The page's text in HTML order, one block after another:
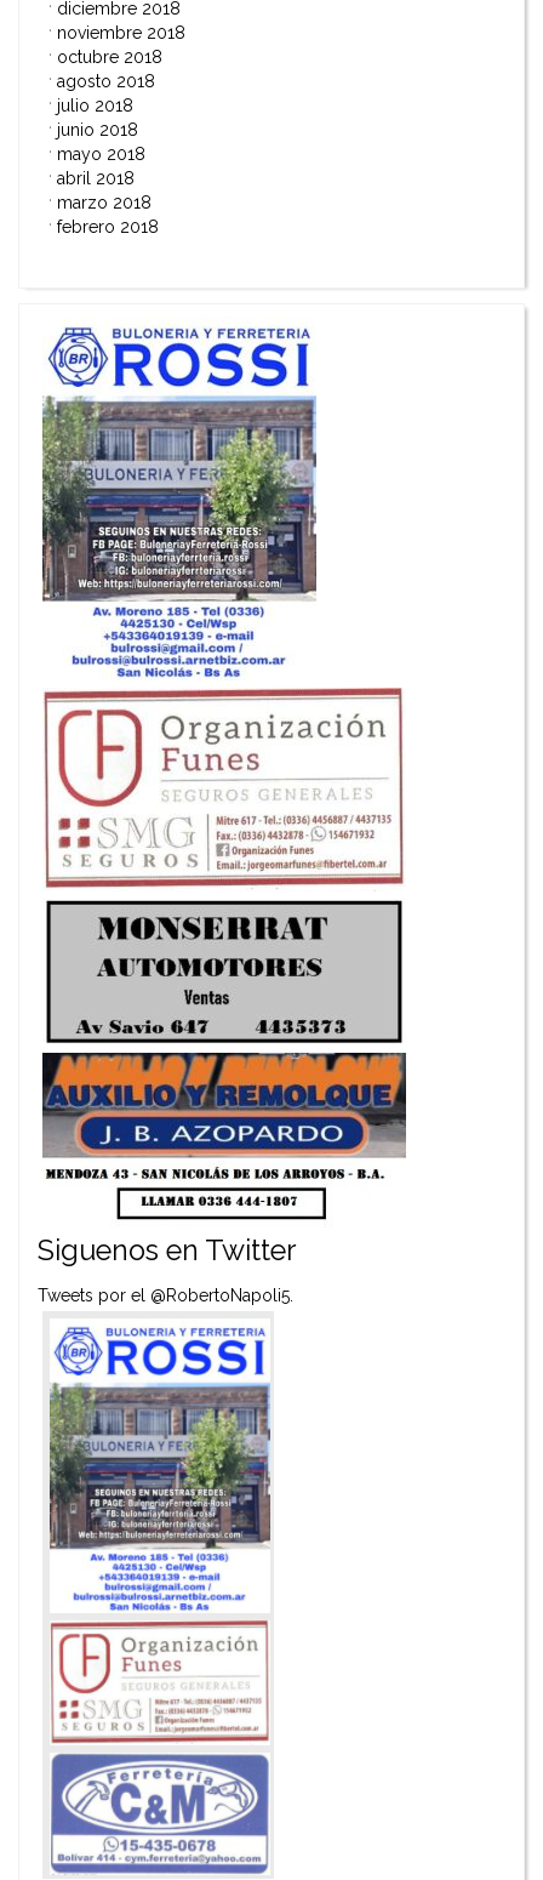
diciembre 2018
noviembre 2018
octubre 2018
agosto 2018
julio 2018
junio 2018
mayo 2018
abril 2018
marzo 2018
febrero 2018
Siguenos en Twitter
Tweets por el @RobertoNapoli5.